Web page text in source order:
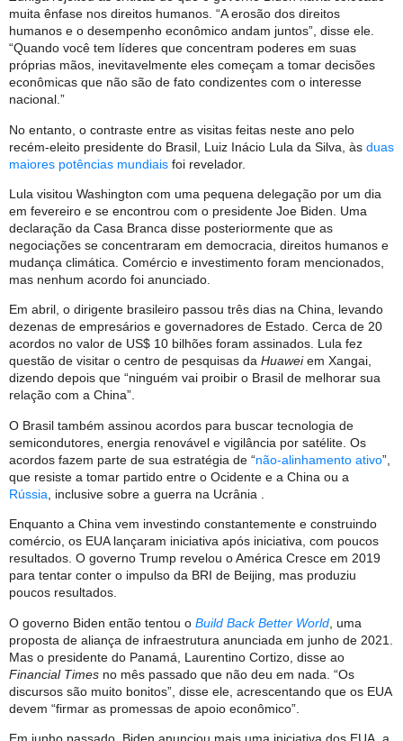
muita ênfase nos direitos humanos. “A erosão dos direitos
humanos e o desempenho econômico andam juntos”, disse ele.
“Quando você tem líderes que concentram poderes em suas
próprias mãos, inevitavelmente eles começam a tomar decisões
econômicas que não são de fato condizentes com o interesse
nacional.”
No entanto, o contraste entre as visitas feitas neste ano pelo
recém-eleito presidente do Brasil, Luiz Inácio Lula da Silva, às duas
maiores potências mundiais foi revelador.
Lula visitou Washington com uma pequena delegação por um dia
em fevereiro e se encontrou com o presidente Joe Biden. Uma
declaração da Casa Branca disse posteriormente que as
negociações se concentraram em democracia, direitos humanos e
mudança climática. Comércio e investimento foram mencionados,
mas nenhum acordo foi anunciado.
Em abril, o dirigente brasileiro passou três dias na China, levando
dezenas de empresários e governadores de Estado. Cerca de 20
acordos no valor de US$ 10 bilhões foram assinados. Lula fez
questão de visitar o centro de pesquisas da Huaweiem Xangai,
dizendo depois que “ninguém vai proibir o Brasil de melhorar sua
relação com a China”.
O Brasil também assinou acordos para buscar tecnologia de
semicondutores, energia renovável e vigilância por satélite. Os
acordos fazem parte de sua estratégia de “não-alinhamento ativo”,
que resiste a tomar partido entre o Ocidente e a China ou a
Rússia , inclusive sobre a guerra na Ucrânia .
Enquanto a China vem investindo constantemente e construindo
comércio, os EUA lançaram iniciativa após iniciativa, com poucos
resultados. O governo Trump revelou o América Cresce em 2019
para tentar conter o impulso da BRI de Beijing, mas produziu
poucos resultados.
O governo Biden então tentou o Build Back Better World , uma
proposta de aliança de infraestrutura anunciada em junho de 2021.
Mas o presidente do Panamá, Laurentino Cortizo, disse ao
Financial Times no mês passado que não deu em nada. “Os
discursos são muito bonitos”, disse ele, acrescentando que os EUA
devem “firmar as promessas de apoio econômico”.